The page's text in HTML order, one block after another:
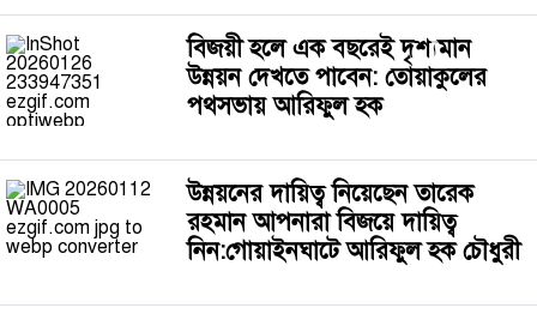
বিজয়ী হলে এক বছরেই দৃশ্যমান
উন্নয়ন দেখতে পাবেন: তোয়াকুলের
পথসভায় আরিফুল হক ‎
‎উন্নয়নের দায়িত্ব নিয়েছেন তারেক
রহমান আপনারা বিজয়ে দায়িত্ব
নিন:গোয়াইনঘাটে আরিফুল হক চৌধুরী